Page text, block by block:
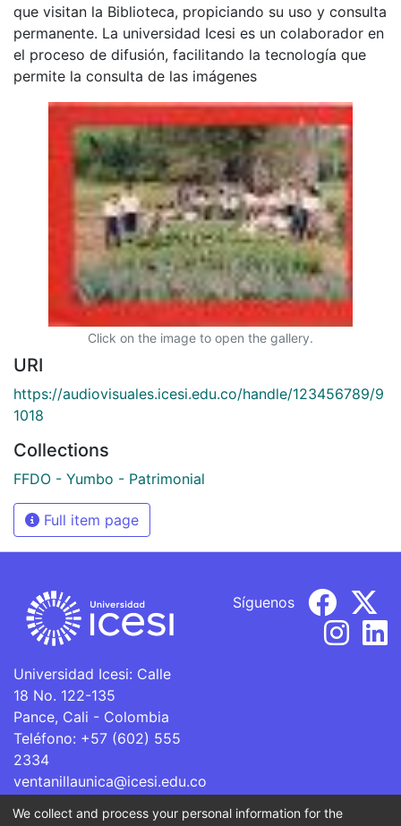
que visitan la Biblioteca, propiciando su uso y consulta
permanente. La universidad Icesi es un colaborador en
el proceso de difusión, facilitando la tecnología que
permite la consulta de las imágenes
Click on the image to open the gallery.
URI
https://audiovisuales.icesi.edu.co/handle/123456789/9
1018
Collections
FFDO - Yumbo - Patrimonial
Full item page
Universidad Icesi: Calle
18 No. 122-135
Pance, Cali - Colombia
Teléfono: +57 (602) 555
2334
ventanillaunica@icesi.edu.co
Síguenos
We collect and process your personal information for the